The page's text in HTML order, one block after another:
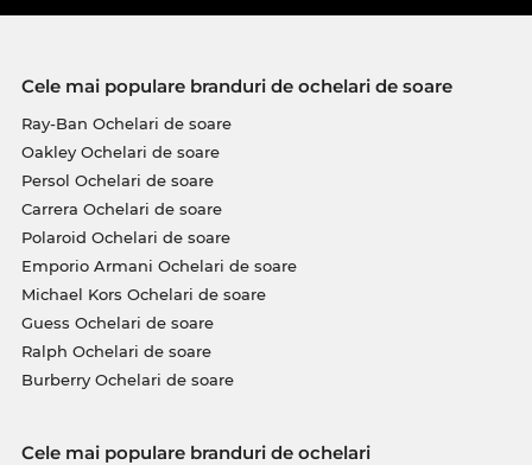
Cele mai populare branduri de ochelari de soare
Ray-Ban Ochelari de soare
Oakley Ochelari de soare
Persol Ochelari de soare
Carrera Ochelari de soare
Polaroid Ochelari de soare
Emporio Armani Ochelari de soare
Michael Kors Ochelari de soare
Guess Ochelari de soare
Ralph Ochelari de soare
Burberry Ochelari de soare
Cele mai populare branduri de ochelari